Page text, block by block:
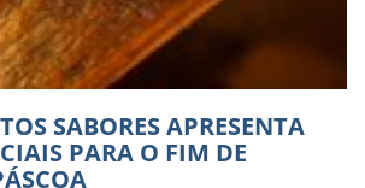
SABORES APRESENTA
PARA O FIM DE